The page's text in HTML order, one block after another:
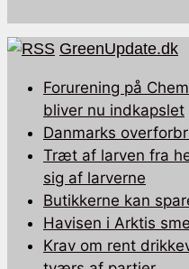
GreenUpdate.dk
Forurening på
bliver nu indkapslet
Danmarks
Træt af larven fra
sig af larverne
Butikkerne kan
Havisen i Arktis
Krav om rent